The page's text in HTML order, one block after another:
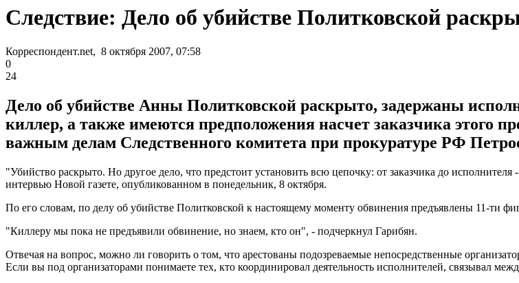
Следствие: Дело об убийстве Политковской
Корреспондент.net, 8 октября 2007, 07:58
0
24
Дело об убийстве Анны Политковской раскрыто, задержаны
киллер, а также имеются предположения насчет заказчика этого
важным делам Следственного комитета при прокуратуре РФ
"Убийство раскрыто. Но другое дело, что предстоит установить всю цепочку: от заказчика до
интервью Новой газете, опубликованном в понедельник, 8 октября.
По его словам, по делу об убийстве Политковской к настоящему моменту обвинения предъявлены 11-ти
"Киллеру мы пока не предъявили обвинение, но знаем, кто он", - подчеркнул Гарибян.
Отвечая на вопрос, можно ли говорить о том, что арестованы подозреваемые непосредственные
Если вы под организаторами понимаете тех, кто координировал деятельность исполнителей, связывал